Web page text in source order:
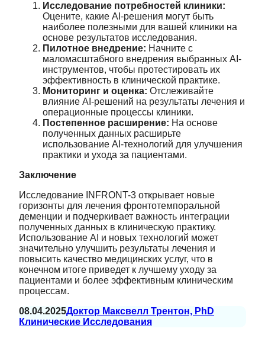
Исследование потребностей клиники:
Оцените, какие AI-решения могут быть
наиболее полезными для вашей клиники на
основе результатов исследования.
Пилотное внедрение: Начните с
маломасштабного внедрения выбранных AI-
инструментов, чтобы протестировать их
эффективность в клинической практике.
Мониторинг и оценка: Отслеживайте
влияние AI-решений на результаты лечения и
операционные процессы клиники.
Постепенное расширение: На основе
полученных данных расширьте
использование AI-технологий для улучшения
практики и ухода за пациентами.
Заключение
Исследование INFRONT-3 открывает новые
горизонты для лечения фронтотемпоральной
деменции и подчеркивает важность интеграции
полученных данных в клиническую практику.
Использование AI и новых технологий может
значительно улучшить результаты лечения и
повысить качество медицинских услуг, что в
конечном итоге приведет к лучшему уходу за
пациентами и более эффективным клиническим
процессам.
08.04.2025Доктор Максвелл Трентон, PhD
Клинические Исследования